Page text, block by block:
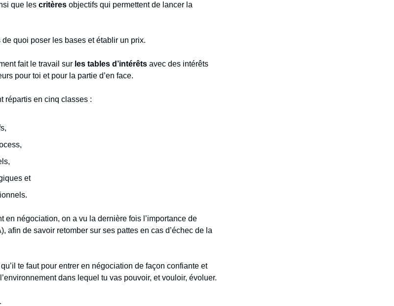
que les critères objectifs qui permettent de lancer la
quoi poser les bases et établir un prix.
fait le travail sur les tables d’intérêts avec des intérêts
pour toi et pour la partie d’en face.
répartis en cinq classes :
et
en négociation, on a vu la dernière fois l’importance de
afin de savoir retomber sur ses pattes en cas d’échec de la
te faut pour entrer en négociation de façon confiante et
dans lequel tu vas pouvoir, et vouloir, évoluer.